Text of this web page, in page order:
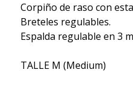
Corpiño de raso con
Breteles regulables.
Espalda regulable en 3
TALLE M (Medium)